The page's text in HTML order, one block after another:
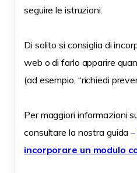
seguire le istruzioni.
Di solito si consiglia di
web o di farlo apparire
(ad esempio, “richiedi
Per maggiori informazioni
consultare la nostra guida
incorporare un modulo